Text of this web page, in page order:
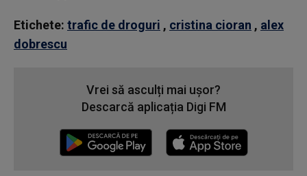
Etichete: trafic de droguri , cristina cioran , alex
dobrescu
Vrei să asculți mai ușor?
Descarcă aplicația Digi FM